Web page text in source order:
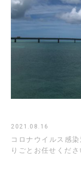
2021.08.16
コロナウイルス感
りごとお任せくださ